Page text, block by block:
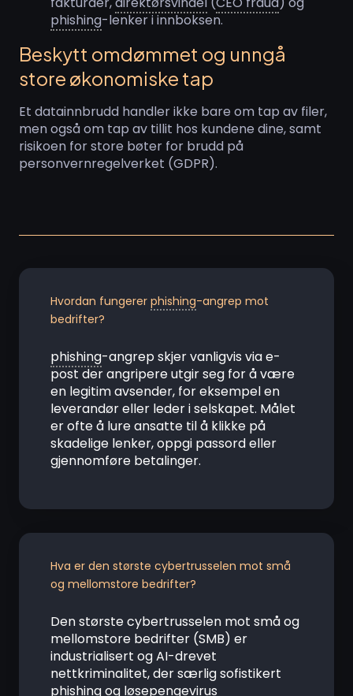
phishing-lenker i innboksen.
Beskytt omdømmet og unngå
store økonomiske tap
Et datainnbrudd handler ikke bare om tap av filer,
men også om tap av tillit hos kundene dine, samt
risikoen for store bøter for brudd på
personvernregelverket (GDPR).
Hvordan fungerer phishing-angrep mot
bedrifter?
phishing-angrep skjer vanligvis via e-
post der angripere utgir seg for å være
en legitim avsender, for eksempel en
leverandør eller leder i selskapet. Målet
er ofte å lure ansatte til å klikke på
skadelige lenker, oppgi passord eller
gjennomføre betalinger.
Hva er den største cybertrusselen mot små
og mellomstore bedrifter?
Den største cybertrusselen mot små og
mellomstore bedrifter (SMB) er
industrialisert og AI-drevet
nettkriminalitet, der særlig sofistikert
phishingog løsepengevirus